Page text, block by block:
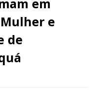
em
e
de